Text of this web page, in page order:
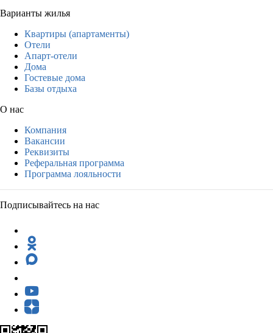
Варианты жилья
Квартиры (апартаменты)
Отели
Апарт-отели
Дома
Гостевые дома
Базы отдыха
О нас
Компания
Вакансии
Реквизиты
Реферальная программа
Программа лояльности
Подписывайтесь на нас